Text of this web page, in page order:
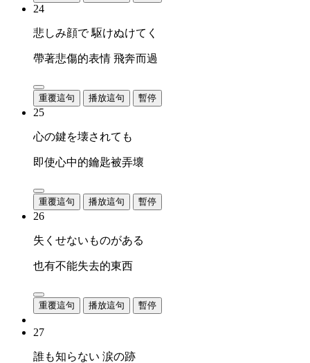
24
悲しみ顔で 駆けぬけてく
帶著悲傷的表情 飛奔而過
重覆這句 播放這句 暫停
25
心の鍵を壊されても
即使心中的鑰匙被弄壞
重覆這句 播放這句 暫停
26
失くせないものがある
也有不能失去的東西
重覆這句 播放這句 暫停
27
誰も知らない 涙の跡